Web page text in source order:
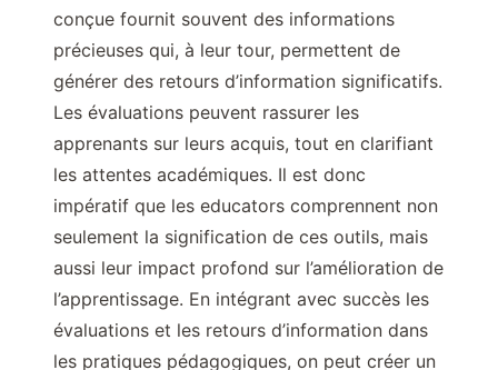
conçue fournit souvent des informations
précieuses qui, à leur tour, permettent de
générer des retours d’information significatifs.
Les évaluations peuvent rassurer les
apprenants sur leurs acquis, tout en clarifiant
les attentes académiques. Il est donc
impératif que les educators comprennent non
seulement la signification de ces outils, mais
aussi leur impact profond sur l’amélioration de
l’apprentissage. En intégrant avec succès les
évaluations et les retours d’information dans
les pratiques pédagogiques, on peut créer un